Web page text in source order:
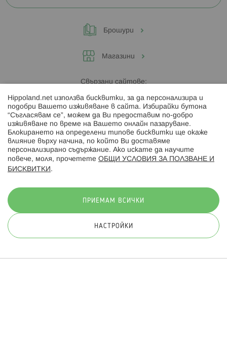
Брошури
Магазини
Свързани сайтове:
Hippoland.ro
Последвайте ни:
© 2026 Hippoland.net. Всички права запазени
Hippoland.net използва бисквитки, за да персонализира и
подобри Вашето изживяване в сайта. Избирайки бутона
“Съгласявам се”, можем да Ви предоставим по-добро
изживяване по време на Вашето онлайн пазаруване.
Блокирането на определени типове бисквитки ще окаже
влияние върху начина, по който Ви доставяме
персонализирано съдържание. Ако искате да научите
повече, моля, прочетете ОБЩИ УСЛОВИЯ ЗА ПОЛЗВАНЕ И
БИСКВИТКИ .
ПРИЕМАМ ВСИЧКИ
НАСТРОЙКИ